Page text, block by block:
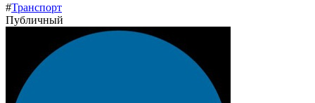
#Транспорт
Публичный